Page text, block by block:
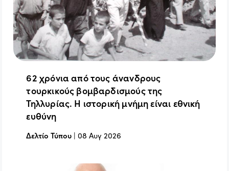
62 χρόνια από τους άνανδρους
τουρκικούς βομβαρδισμούς της
Τηλλυρίας. Η ιστορική μνήμη είναι εθνική
ευθύνη
Δελτίο Τύπου |08 Αυγ 2026